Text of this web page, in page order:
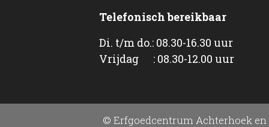
Telefonisch bereikbaar
Di. t/m do.: 08.30-16.30 uur
Vrijdag : 08.30-12.00 uur
© Erfgoedcentrum Achterhoek en